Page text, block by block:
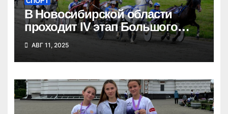
В Новосибирской области
проходит IV этап Большого
Сибирского круга
АВГ 11, 2025